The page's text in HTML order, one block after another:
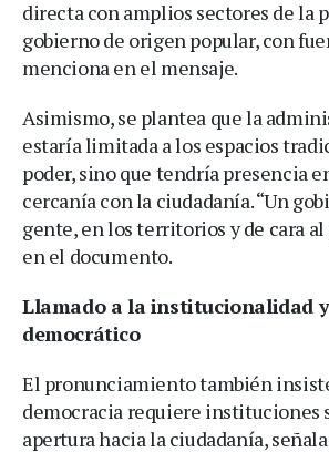
directa con amplios sectores de la
gobierno de origen popular, con
menciona en el mensaje.
Asimismo, se plantea que la
estaría limitada a los espacios
poder, sino que tendría presencia
cercanía con la ciudadanía. “Un
gente, en los territorios y de cara al
en el documento.
Llamado a la institucionalidad
democrático
El pronunciamiento también
democracia requiere instituciones
apertura hacia la ciudadanía,